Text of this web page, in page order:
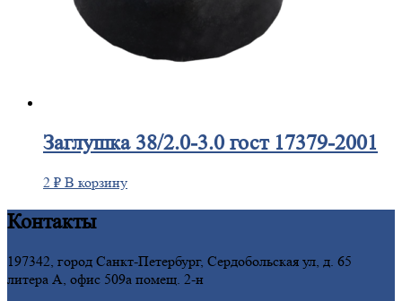
Заглушка38/2.0-3.0 гост 17379-2001
2 ₽ В корзину
Контакты
197342, город Санкт-Петербург, Сердобольская ул, д. 65
литера А, офис 509а помещ. 2-н